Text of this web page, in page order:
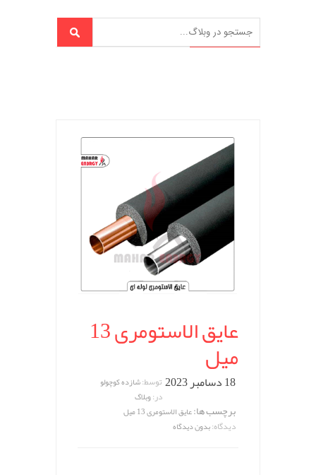
عایق الاستومری 13
میل
18 دسامبر 2023 توسط:شازده کوچولو
در:وبلاگ
برچسب ها:عایق الاستومری 13 میل
دیدگاه:بدون دیدگاه